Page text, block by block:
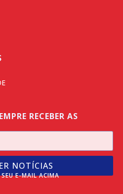
RECEBER AS
NOTÍCIAS
E-MAIL ACIMA